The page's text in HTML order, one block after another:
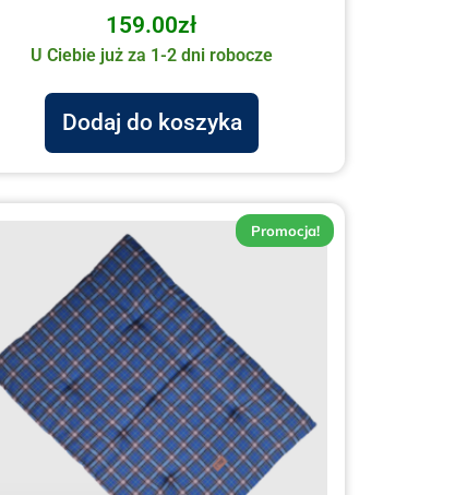
159.00zł
U Ciebie już za 1-2 dni robocze
Dodaj do koszyka
Promocja!